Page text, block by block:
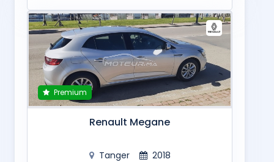
Premium
Renault Megane
Tanger 2018